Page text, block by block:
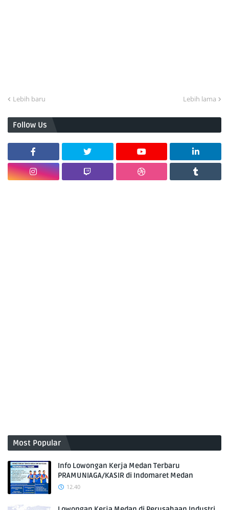
Lebih baru Lebih lama
Follow Us
Most Popular
Info Lowongan Kerja Medan Terbaru
PRAMUNIAGA/KASIR di Indomaret Medan
12.40